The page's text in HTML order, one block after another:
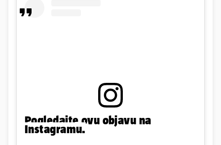
Pogledajte ovu objavu na
Instagramu.